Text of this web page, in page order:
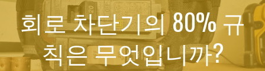
회로 차단기의 80% 규
칙은 무엇입니까?